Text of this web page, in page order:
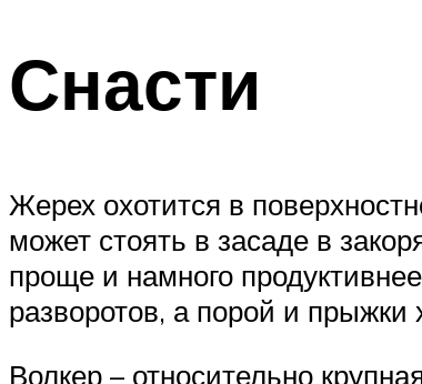
Снасти
Жерех охотится в
может стоять в засаде в
проще и намного
разворотов, а порой и
Волкер – относительно